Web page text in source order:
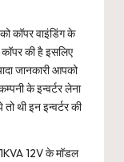
कॉपर वाइंडिंग के
की है इसलिए
जानकारी आपको
के इन्वर्टर लेना
थी इन इन्वर्टर की
1KVA 12V के मॉडल